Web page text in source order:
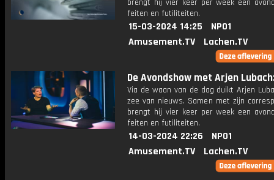
brengt hij vier keer per week een
feiten en futiliteiten.
15-03-2024 14:25
NPO1
Amusement.TV
Lachen.TV
De Avondshow met Arjen
Via de waan van de dag duikt Arjen
zee van nieuws. Samen met zijn
brengt hij vier keer per week een
feiten en futiliteiten.
14-03-2024 22:26
NPO1
Amusement.TV
Lachen.TV